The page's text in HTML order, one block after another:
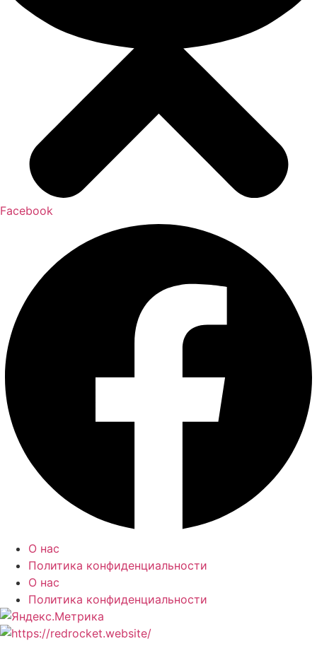
Facebook
О нас
Политика конфиденциальности
О нас
Политика конфиденциальности